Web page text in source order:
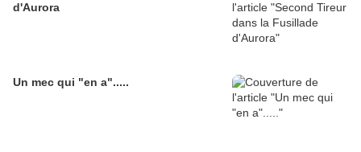
d'Aurora
Un mec qui "en a".....